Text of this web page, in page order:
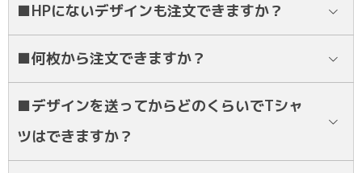
■HPにないデザインも注文できますか？
ございましたら 公式LINE にてお送り下さい。
■何枚から注文できますか？
LINE
にてご相談ください！
■デザインを送ってからどのくらいでTシャ
ツはできますか？